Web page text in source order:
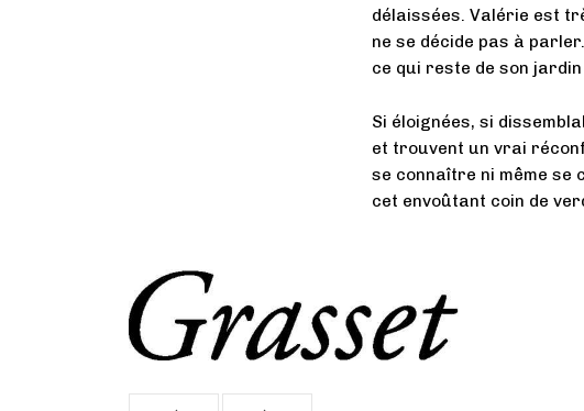
délaissées. Valérie est
ne se décide pas à
ce qui reste de son
Si éloignées, si
et trouvent un vrai
se connaître ni même se
cet envoûtant coin de